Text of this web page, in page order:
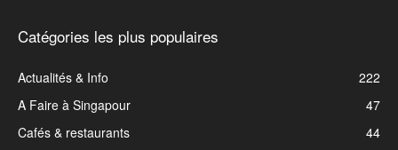
Catégories les plus populaires
Actualités & Info
222
A Faire à Singapour
47
Cafés & restaurants
44